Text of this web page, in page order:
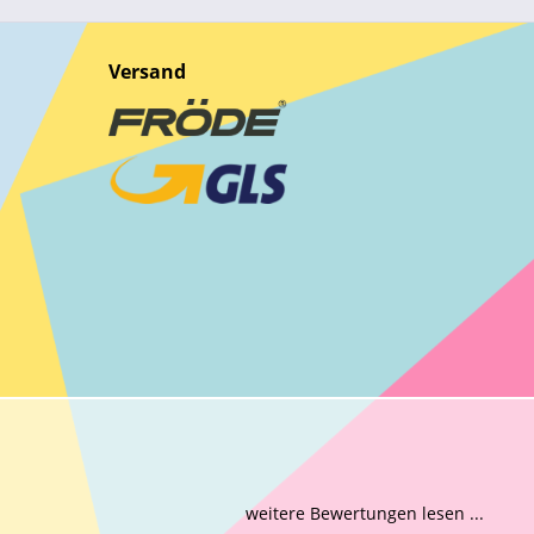
Versand
weitere Bewertungen lesen ...